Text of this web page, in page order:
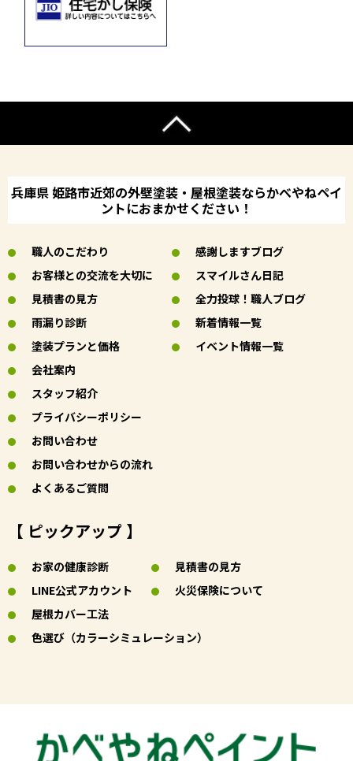
兵庫県 姫路市近郊の外壁塗装・屋根塗装ならかべやねペイ
ントにおまかせください！
職人のこだわり
お客様との交流を大切に
見積書の見方
雨漏り診断
塗装プランと価格
感謝しますブログ
スマイルさん日記
全力投球！職人ブログ
新着情報一覧
イベント情報一覧
会社案内
スタッフ紹介
プライバシーポリシー
お問い合わせ
お問い合わせからの流れ
よくあるご質問
【 ピックアップ 】
お家の健康診断
LINE公式アカウント
屋根カバー工法
見積書の見方
火災保険について
色選び（カラーシミュレーション）